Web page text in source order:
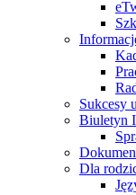
Sukcesy
Biuletyn
Dla